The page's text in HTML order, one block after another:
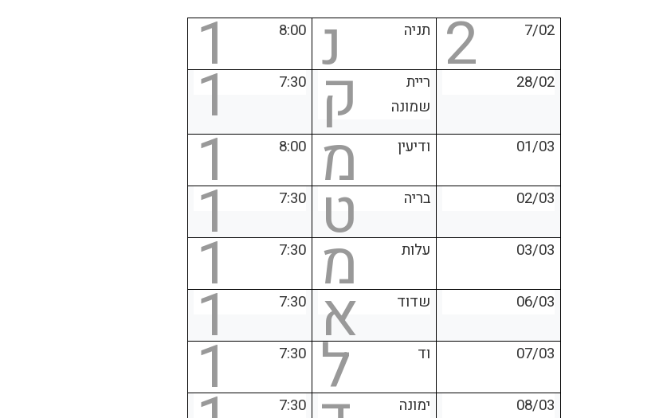
2 7/02 נ תניה 1 8:00
28/02 ק
ריית
שמונה
1 7:30
01/03 מ ודיעין 1 8:00
02/03 ט בריה 1 7:30
03/03 מ עלות 1 7:30
06/03 א שדוד 1 7:30
07/03 ל וד 1 7:30
08/03 ימונה 7:30